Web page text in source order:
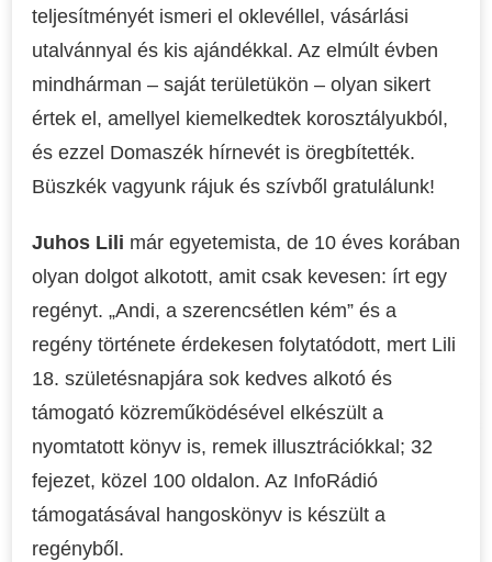
teljesítményét ismeri el oklevéllel, vásárlási
utalvánnyal és kis ajándékkal. Az elmúlt évben
mindhárman – saját területükön – olyan sikert
értek el, amellyel kiemelkedtek korosztályukból,
és ezzel Domaszék hírnevét is öregbítették.
Büszkék vagyunk rájuk és szívből gratulálunk!
Juhos Lili már egyetemista, de 10 éves korában
olyan dolgot alkotott, amit csak kevesen: írt egy
regényt. „Andi, a szerencsétlen kém” és a
regény története érdekesen folytatódott, mert Lili
18. születésnapjára sok kedves alkotó és
támogató közreműködésével elkészült a
nyomtatott könyv is, remek illusztrációkkal; 32
fejezet, közel 100 oldalon. Az InfoRádió
támogatásával hangoskönyv is készült a
regényből.